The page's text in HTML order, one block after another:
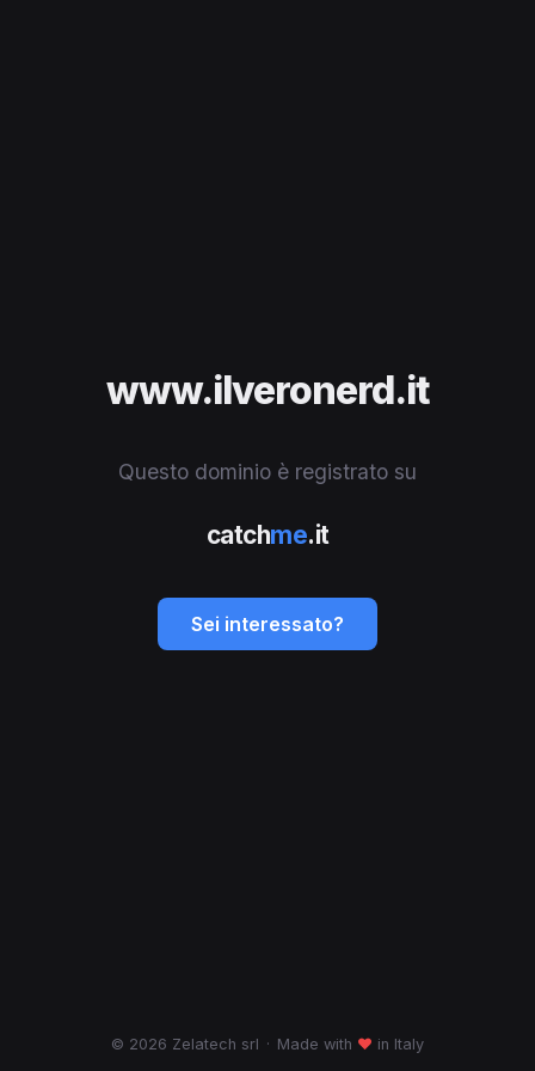
www.ilveronerd.it
Questo dominio è registrato su
catchme.it
Sei interessato?
© 2026 Zelatech srl · Made with ♥ in Italy